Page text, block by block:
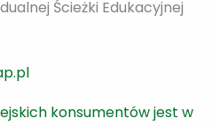
Ścieżki Edukacyjnej
konsumentów jest w